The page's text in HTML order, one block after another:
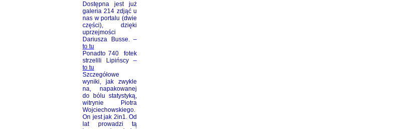
Dostępna jest już
galeria 214 zdjąć u
nas w portalu (dwie
części), dzięki
uprzejmości
Dariusza Busse. –
to tu
Ponadto 740 fotek
strzelili Lipińscy –
to tu
Szczegółowe
wyniki, jak zwykle
na, napakowanej
do bólu statystyką,
witrynie Piotra
Wojciechowskiego.
On jest jak 2in1. Od
lat prowadzi tą